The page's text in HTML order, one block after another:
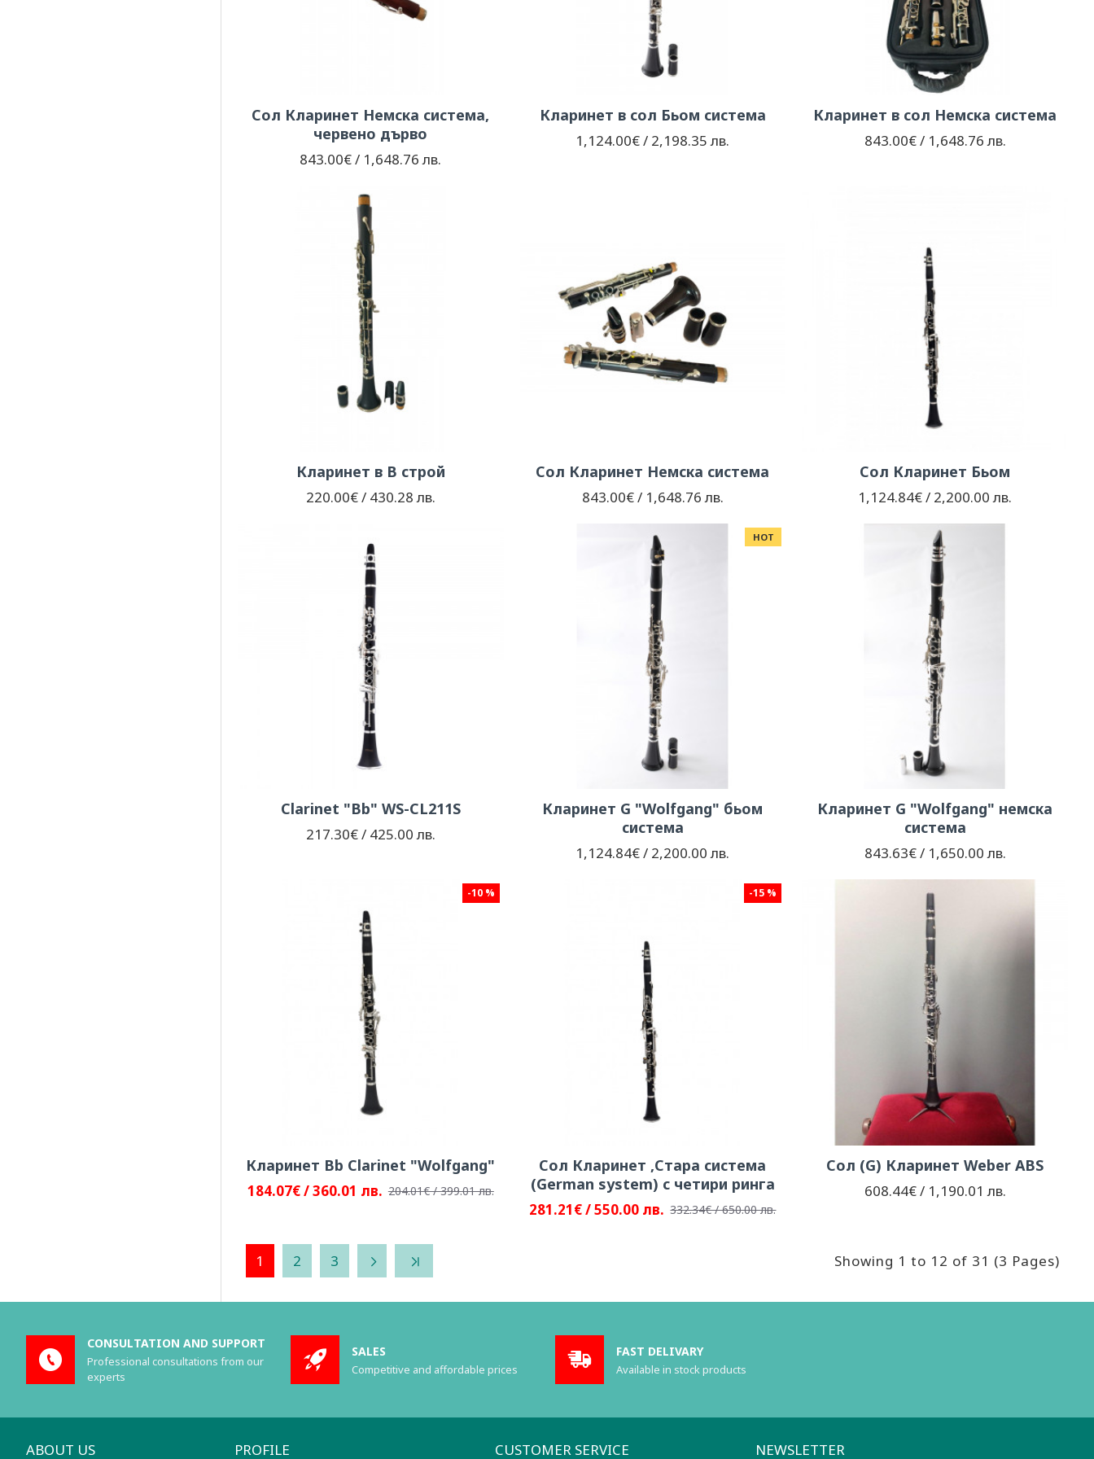
Сол Кларинет Немска система,
червено дърво
843.00€ / 1,648.76 лв.
Кларинет в сол Бьом система
1,124.00€ / 2,198.35 лв.
Кларинет в сол Немска система
843.00€ / 1,648.76 лв.
Кларинет в B строй
220.00€ / 430.28 лв.
Сол Кларинет Немска система
843.00€ / 1,648.76 лв.
Сол Кларинет Бьом
1,124.84€ / 2,200.00 лв.
Clarinet "Bb" WS-CL211S
217.30€ / 425.00 лв.
HOT
Кларинет G "Wolfgang" бьом
система
1,124.84€ / 2,200.00 лв.
Кларинет G "Wolfgang" немска
система
843.63€ / 1,650.00 лв.
-10 %
Кларинет Bb Clarinet "Wolfgang"
184.07€ / 360.01 лв. 204.01€ / 399.01 лв.
-15 %
Сол Кларинет ,Стара система
(German system) с четири ринга
281.21€ / 550.00 лв. 332.34€ / 650.00 лв.
Сол (G) Кларинет Weber ABS
608.44€ / 1,190.01 лв.
1 2 3 Showing 1 to 12 of 31 (3 Pages)
CONSULTATION AND SUPPORT
Professional consultations from our
experts
SALES
Competitive and affordable prices
FAST DELIVARY
Available in stock products
ABOUT US PROFILE CUSTOMER SERVICE NEWSLETTER